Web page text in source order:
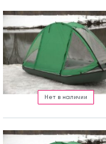
Нет в наличии